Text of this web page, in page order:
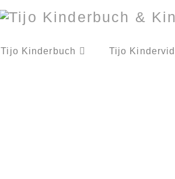
Tijo Kinderbuch Tijo